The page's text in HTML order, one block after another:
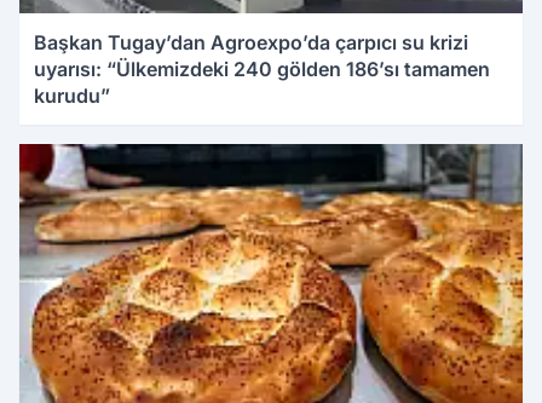
Başkan Tugay’dan Agroexpo’da çarpıcı su krizi
uyarısı: “Ülkemizdeki 240 gölden 186’sı tamamen
kurudu”